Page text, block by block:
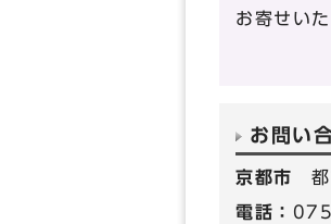
お寄せい
お問い
京都市
電話：